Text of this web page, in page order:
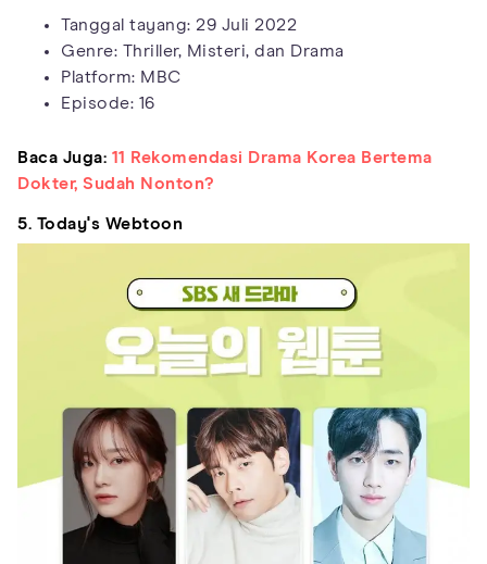
Tanggal tayang: 29 Juli 2022
Genre: Thriller, Misteri, dan Drama
Platform: MBC
Episode: 16
Baca Juga: 11 Rekomendasi Drama Korea Bertema
Dokter, Sudah Nonton?
5. Today's Webtoon